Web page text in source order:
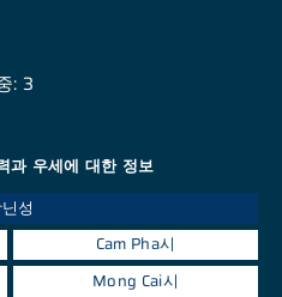
: 3
과 우세에 대한 정보
성
Cam Pha시
Mong Cai시